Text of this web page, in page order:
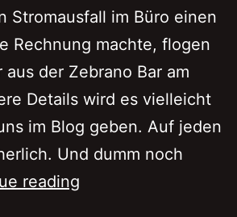
Stromausfall im Büro einen
Rechnung machte, flogen
der Zebrano Bar am
Details wird es vielleicht
im Blog geben. Auf jeden
Und dumm noch
reading